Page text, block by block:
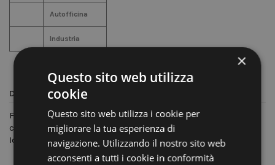
Autofficina
Industria
Descrizione
Fogli in polietilene hdpe per alimenti (MOCA) con
confezionamento block-notes a strappo.
Ideali per la conservazione degli alimenti .
×
Questo sito web utilizza
cookie
Questo sito web utilizza i cookie per
migliorare la tua esperienza di
navigazione. Utilizzando il nostro sito web
acconsenti a tutti i cookie in conformità